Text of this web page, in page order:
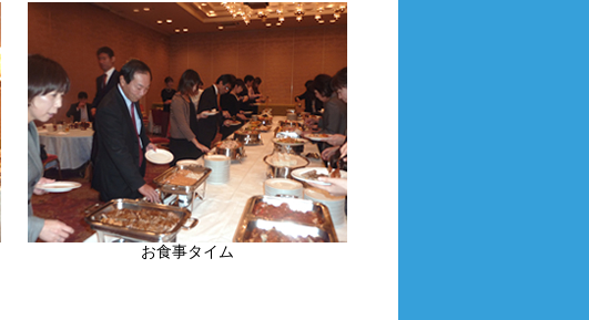
お食事タイム